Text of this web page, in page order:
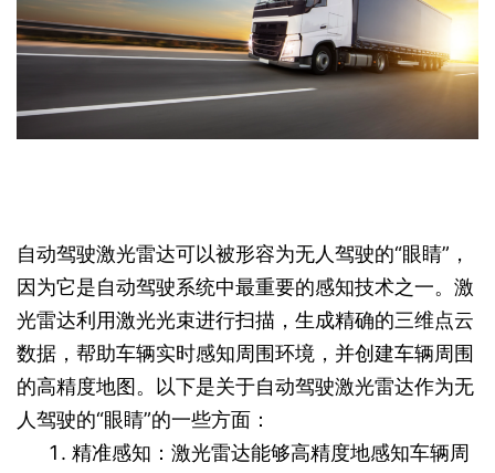
自动驾驶激光雷达可以被形容为无人驾驶的“眼睛”，
因为它是自动驾驶系统中最重要的感知技术之一。激
光雷达利用激光光束进行扫描，生成精确的三维点云
数据，帮助车辆实时感知周围环境，并创建车辆周围
的高精度地图。以下是关于自动驾驶激光雷达作为无
人驾驶的“眼睛”的一些方面：
精准感知：激光雷达能够高精度地感知车辆周